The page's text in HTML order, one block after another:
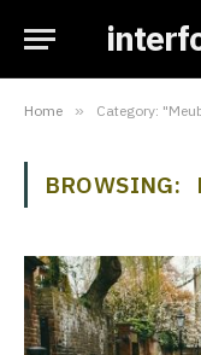
Home » Category:
BROWSING: